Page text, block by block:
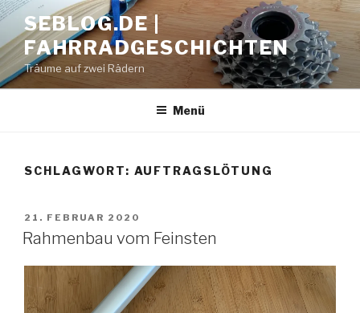
Zum
Inhalt
springen
SEBLOG.DE |
FAHRRADGESCHICHTEN
Träume auf zwei Rädern
Menü
SCHLAGWORT: AUFTRAGSLÖTUNG
VERÖFFENTLICHT
AM
21. FEBRUAR 2020
Rahmenbau vom Feinsten